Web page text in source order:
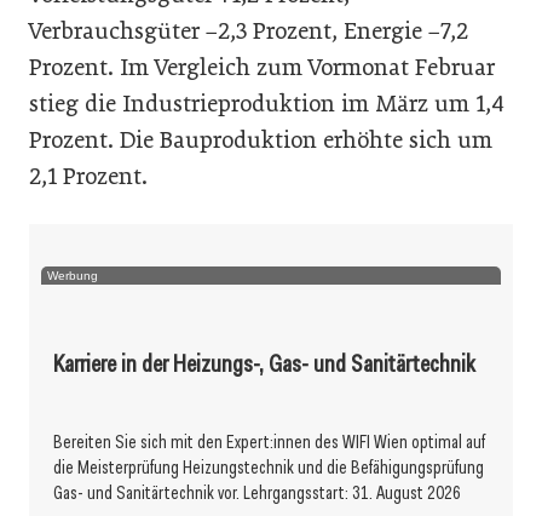
Verbrauchsgüter −2,3 Prozent, Energie −7,2
Prozent. Im Vergleich zum Vormonat Februar
stieg die Industrieproduktion im März um 1,4
Prozent. Die Bauproduktion erhöhte sich um
2,1 Prozent.
Werbung
Karriere in der Heizungs-, Gas- und Sanitärtechnik
Bereiten Sie sich mit den Expert:innen des WIFI Wien optimal auf
die Meisterprüfung Heizungstechnik und die Befähigungsprüfung
Gas- und Sanitärtechnik vor. Lehrgangsstart: 31. August 2026